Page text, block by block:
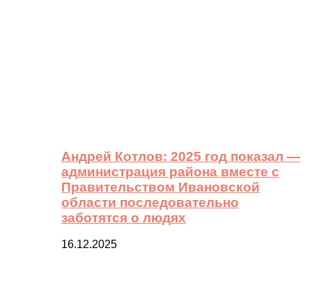
Андрей Котлов: 2025 год показал —
администрация района вместе с
Правительством Ивановской
области последовательно
заботятся о людях
16.12.2025